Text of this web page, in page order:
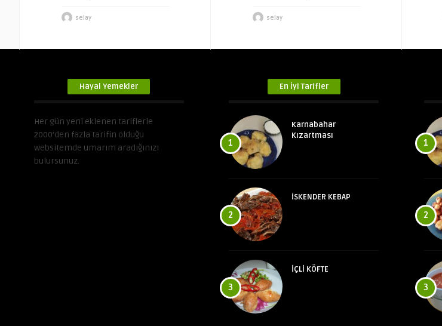
selay selay
Hayal Yemekler
Her gün yeni eklenen tariflerle
2000’den fazla tarifin olduğu
websitemde umarım aradığınızı
bulursunuz.
En İyi Tarifler
1
Karnabahar
Kızartması
2
İSKENDER KEBAP
3
İÇLİ KÖFTE
1
2
3